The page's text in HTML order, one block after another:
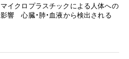
マイクロプラスチックによる人体への
影響 心臓・肺・血液から検出される